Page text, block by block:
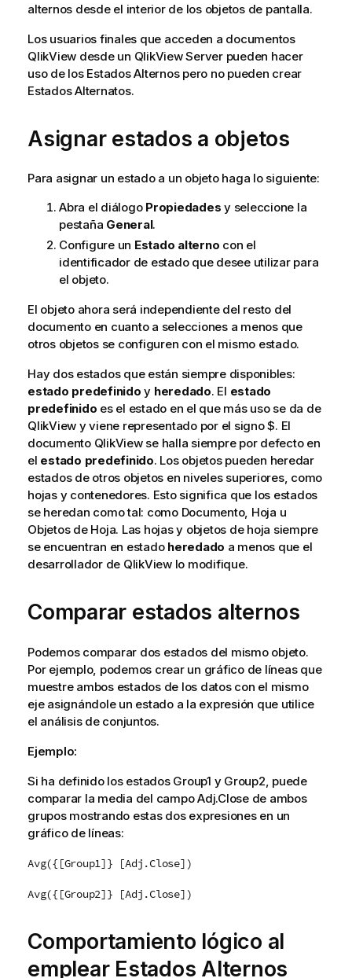
alternos desde el interior de los objetos de pantalla.
Los usuarios finales que acceden a documentos
QlikView desde un QlikView Server pueden hacer
uso de los Estados Alternos pero no pueden crear
Estados Alternatos.
Asignar estados a objetos
Para asignar un estado a un objeto haga lo siguiente:
Abra el diálogo Propiedades y seleccione la
pestaña General.
Configure un Estado alterno con el
identificador de estado que desee utilizar para
el objeto.
El objeto ahora será independiente del resto del
documento en cuanto a selecciones a menos que
otros objetos se configuren con el mismo estado.
Hay dos estados que están siempre disponibles:
estado predefinido y heredado. El estado
predefinido es el estado en el que más uso se da de
QlikView y viene representado por el signo $. El
documento QlikView se halla siempre por defecto en
el estado predefinido. Los objetos pueden heredar
estados de otros objetos en niveles superiores, como
hojas y contenedores. Esto significa que los estados
se heredan como tal: como Documento, Hoja u
Objetos de Hoja. Las hojas y objetos de hoja siempre
se encuentran en estado heredado a menos que el
desarrollador de QlikView lo modifique.
Comparar estados alternos
Podemos comparar dos estados del mismo objeto.
Por ejemplo, podemos crear un gráfico de líneas que
muestre ambos estados de los datos con el mismo
eje asignándole un estado a la expresión que utilice
el análisis de conjuntos.
Ejemplo:
Si ha definido los estados Group1 y Group2 , puede
comparar la media del campoAdj.Closede ambos
grupos mostrando estas dos expresiones en un
gráfico de líneas:
Avg({[Group1]} [Adj.Close])
Avg({[Group2]} [Adj.Close])
Comportamiento lógico al
emplear Estados Alternos